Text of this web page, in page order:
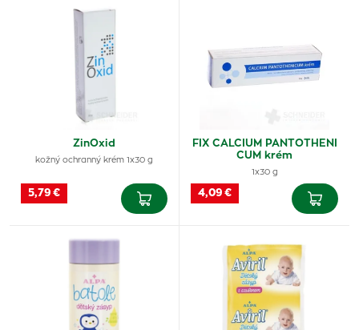
ZinOxid
kožný ochranný krém 1x30 g
5,79 €
FIX CALCIUM PANTOTHENI
CUM krém
1x30 g
4,09 €